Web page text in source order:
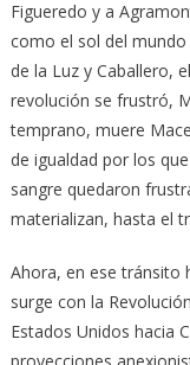
Figueredo y a
como el sol del
de la Luz y Caballero,
revolución se frustró,
temprano, muere
de igualdad por los
sangre quedaron
materializan, hasta el
Ahora, en ese tránsito
surge con la
Estados Unidos hacia
proyecciones